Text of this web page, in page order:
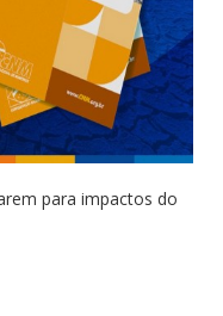
para impactos do